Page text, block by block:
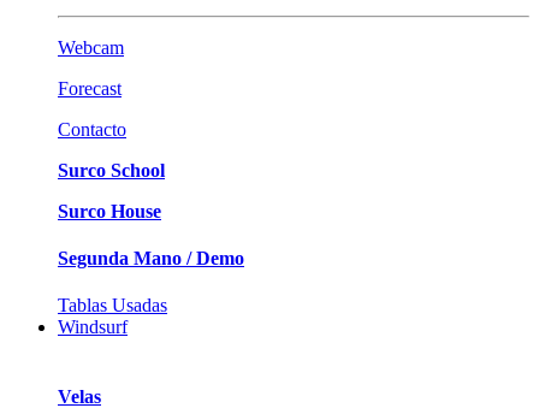
Webcam
Forecast
Contacto
Surco School
Surco House
Segunda Mano / Demo
Tablas Usadas
Windsurf
Velas